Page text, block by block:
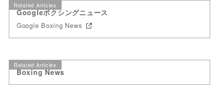
Related Articles
Googleボクシングニュース
Google Boxing News
Related Articles
Boxing News